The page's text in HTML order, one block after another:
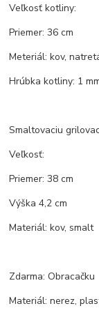
Veľkosť kotliny:
Priemer: 36 cm
Meteriál: kov,
Hrúbka kotliny: 1
Smaltovaciu
Veľkosť:
Priemer: 38 cm
Výška 4,2 cm
Materiál: kov, smalt
Zdarma: Obracačku
Materiál: nerez,